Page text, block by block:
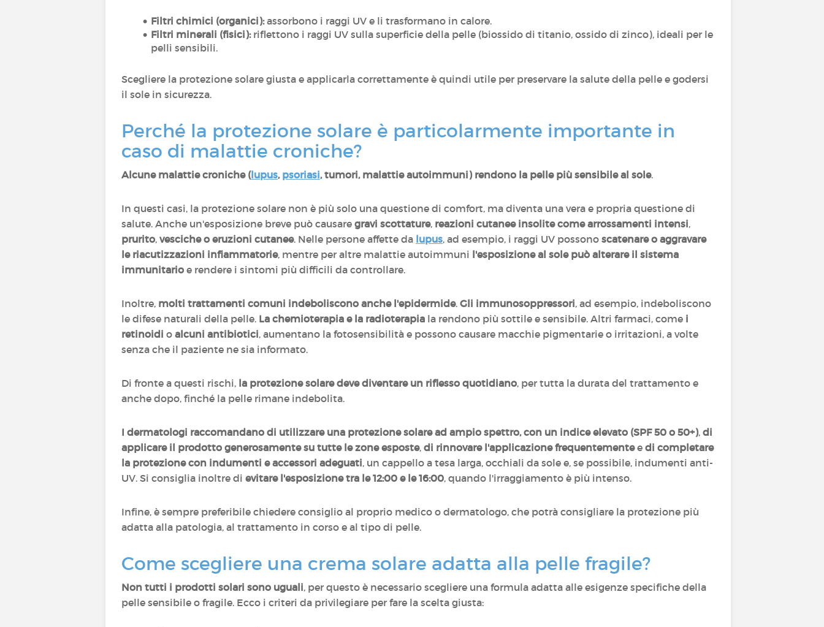
Filtri chimici (organici):assorbono i raggi UV e li trasformano in calore.
Filtri minerali (fisici):riflettono i raggi UV sulla superficie della pelle (biossido di titanio, ossido di zinco), ideali per le
pelli sensibili.
Scegliere la protezione solare giusta e applicarla correttamente è quindi utile per preservare la salute della pelle e godersi
il sole in sicurezza.
Perché la protezione solare è particolarmente importante in
caso di malattie croniche?
Alcune malattie croniche (lupus, psoriasi, tumori, malattie autoimmuni) rendono la pelle più sensibile al sole.
In questi casi, la protezione solare non è più solo una questione di comfort, ma diventa una vera e propria questione di
salute. Anche un'esposizione breve può causare gravi scottature, reazioni cutanee insolite come arrossamenti intensi,
prurito, vesciche o eruzioni cutanee. Nelle persone affette da lupus, ad esempio, i raggi UV possono scatenare o aggravare
le riacutizzazioni infiammatorie, mentre per altre malattie autoimmuni l'esposizione al sole può alterare il sistema
immunitario e rendere i sintomi più difficili da controllare.
Inoltre, molti trattamenti comuni indeboliscono anche l'epidermide. Gli immunosoppressori, ad esempio, indeboliscono
le difese naturali della pelle. La chemioterapia e la radioterapia la rendono più sottile e sensibile. Altri farmaci, come i
retinoidi o alcuni antibiotici, aumentano la fotosensibilità e possono causare macchie pigmentarie o irritazioni, a volte
senza che il paziente ne sia informato.
Di fronte a questi rischi, la protezione solare deve diventare un riflesso quotidiano, per tutta la durata del trattamento e
anche dopo, finché la pelle rimane indebolita.
I dermatologi raccomandano di utilizzare una protezione solare ad ampio spettro, con un indice elevato (SPF 50 o 50+), di
applicare il prodotto generosamente su tutte le zone esposte, di rinnovare l'applicazione frequentementee di completare
la protezione con indumenti e accessori adeguati, un cappello a tesa larga, occhiali da sole e, se possibile, indumenti anti-
UV. Si consiglia inoltre di evitare l'esposizione tra le 12:00 e le 16:00, quando l'irraggiamento è più intenso.
Infine, è sempre preferibile chiedere consiglio al proprio medico o dermatologo, che potrà consigliare la protezione più
adatta alla patologia, al trattamento in corso e al tipo di pelle.
Come scegliere una crema solare adatta alla pelle fragile?
Non tutti i prodotti solari sono uguali, per questo è necessario scegliere una formula adatta alle esigenze specifiche della
pelle sensibile o fragile. Ecco i criteri da privilegiare per fare la scelta giusta: